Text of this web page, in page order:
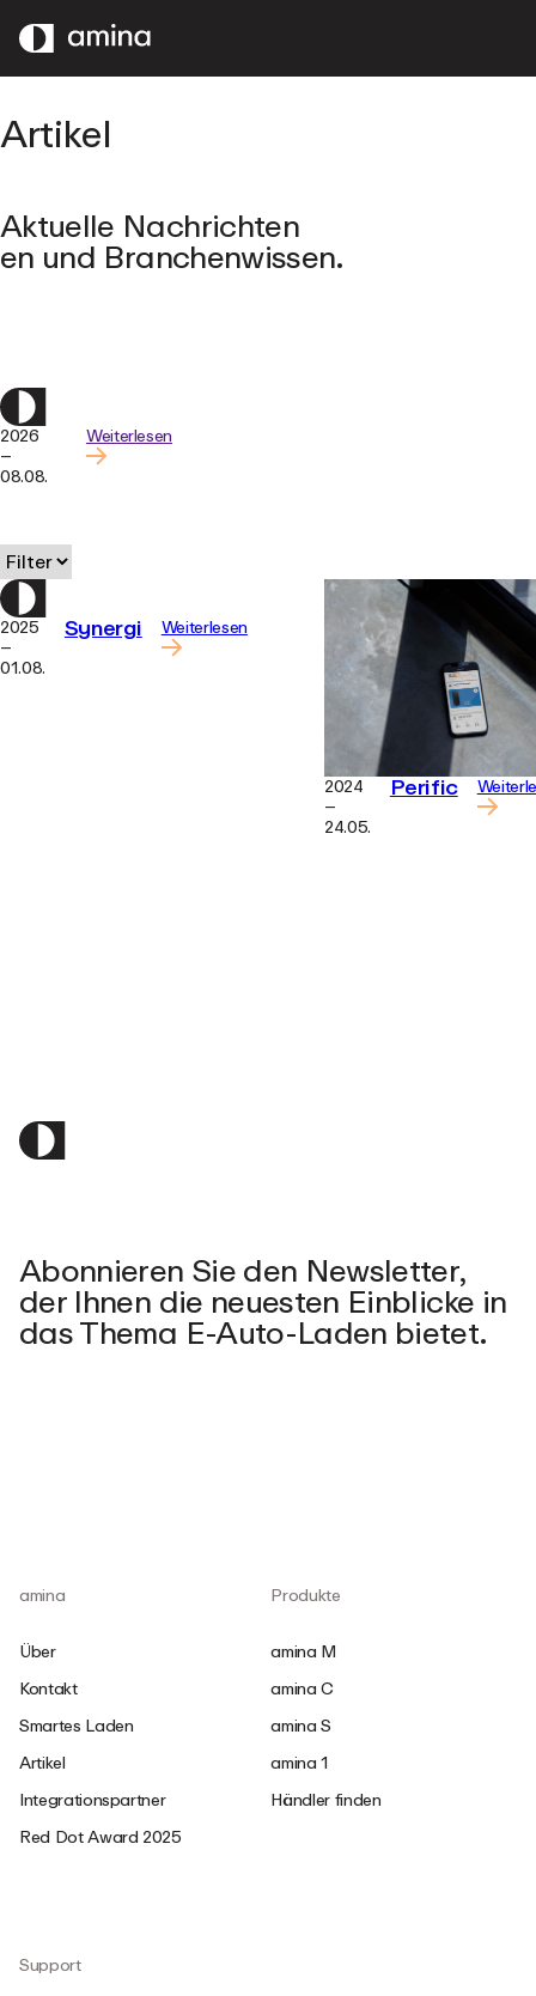
HAUPTINHALT
SPRINGEN
Artikel
Aktuelle Nachrichten
en und Branchenwissen.
2026
–
08.08.
Weiterlesen
2025
–
01.08.
Synergi Weiterlesen
2024
–
24.05.
Perific
Abonnieren Sie den Newsletter,
der Ihnen die neuesten Einblicke in
das Thema E-Auto-Laden bietet.
amina
Über
Kontakt
Smartes Laden
Artikel
Integrationspartner
Red Dot Award 2025
Produkte
amina M
amina C
amina S
amina 1
Händler finden
Support